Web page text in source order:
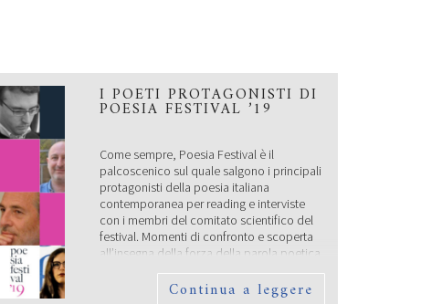
I POETI PROTAGONISTI DI
POESIA FESTIVAL ’19
Come sempre, Poesia Festival è il
palcoscenico sul quale salgono i principali
protagonisti della poesia italiana
contemporanea per reading e interviste
con i membri del comitato scientifico del
festival. Momenti di confronto e scoperta
all’insegna della forza della parola poetica
e della sua sopravvivenza nel mondo di
oggi. Lunedì 16 settembre saranno
Continua a leggere